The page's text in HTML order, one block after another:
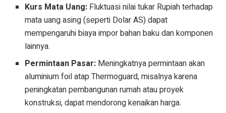
Kurs Mata Uang: Fluktuasi nilai tukar Rupiah terhadap
mata uang asing (seperti Dolar AS) dapat
mempengaruhi biaya impor bahan baku dan komponen
lainnya.
Permintaan Pasar: Meningkatnya permintaan akan
aluminium foil atap Thermoguard, misalnya karena
peningkatan pembangunan rumah atau proyek
konstruksi, dapat mendorong kenaikan harga.